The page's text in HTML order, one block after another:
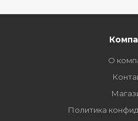
О
Политика